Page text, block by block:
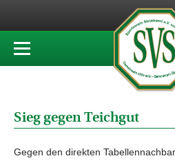
Sieg gegen Teichgut
Gegen den direkten